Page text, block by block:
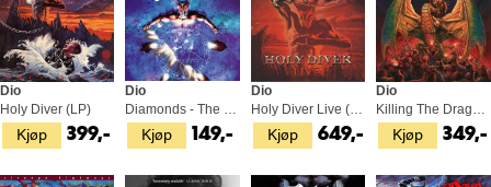
Kjøp
Dio
Holy Diver (LP)
399,- Kjøp
Dio
Diamonds - The Best Of Dio (CD)
149,- Kjøp
Dio
Holy Diver Live (3LP)
649,- Kjøp
Dio
Killing The Dragon - LTD (LP)
349,-